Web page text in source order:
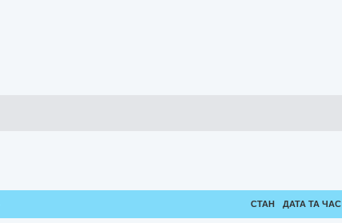
СТАН ДАТА ТА ЧАС